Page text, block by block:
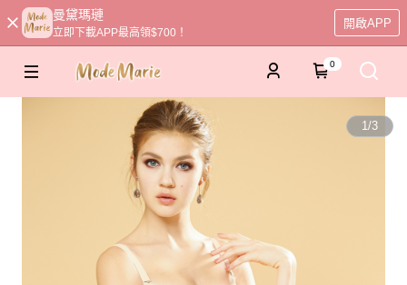
曼黛瑪璉
立即下載APP最高領$700！
開啟APP
0
1/3